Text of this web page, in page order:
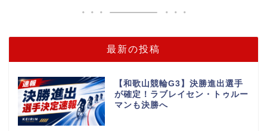
最新の投稿
【和歌山競輪G3】決勝進出選手
が確定！ラブレイセン・トゥルー
マンも決勝へ